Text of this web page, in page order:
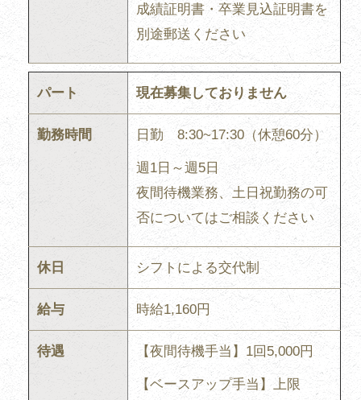
成績証明書・卒業見込証明書を
別途郵送ください
パート 現在募集しておりません
勤務時間 日勤 8:30~17:30（休憩60分）
週1日～週5日
夜間待機業務、土日祝勤務の可
否についてはご相談ください
休日 シフトによる交代制
給与 時給1,160円
待遇 【夜間待機手当】1回5,000円
【ベースアップ手当】上限